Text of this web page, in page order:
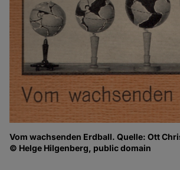
Vom wachsenden Erdball. Quelle: Ott
© Helge Hilgenberg, public domain